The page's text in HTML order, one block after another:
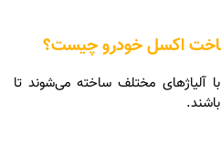
آلیاژهای مختلف ساخته می‌شوند تا